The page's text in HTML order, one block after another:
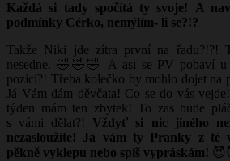
Každá si tady spočítá ty svoje! A
podmínky Cérko, nemýlím- li se?!?
Takže Niki jde zítra první na řadu?!?!
nesedne. 🤣🤣🤣 A asi se PV pobaví u
pozicí?! Třeba kolečko by mohlo dojet na
Já Vám dám děvčata! Co se do vás
týden mám ten zbytek! To zas bude
s vámi dělat?! Vždyť si nic jiného
nezasloužíte! Já vám ty Pranky z té
pěkně vyklepu nebo spíš vypráskám!